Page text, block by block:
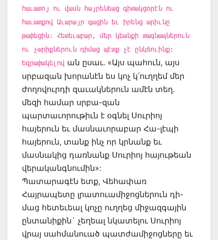
հաւատոյ ու վասն հայրենեաց գիտակցօրէն ու
հաւատքով Աւարայր գացին եւ իրենց արիւնը
թափեցին: Հետեւաբար, մեր կեանքի տագնապներուն
ու չարիքներուն դիմաց պէտք չէ ընկճուինք:
Եզրափակելով ան ըսաւ. «Այս պահուն, այս
սրբազան խորանէն ես կոչ կ՛ուղղեմ մեր
ժողովուրդի զաւակներուն ամէն տեղ.
մեզի համար սրբա-զան
պարտաւորութիւն է օգնել Սուրիոյ
հայերուն եւ մասնաւորաբար Հա-լէպի
հայերուն, տանք ինչ որ կրնանք եւ
մասնակից դառնանք Սուրիոյ հայութեան
վերականգնումին»:
Պատարագէն ետք, Վեհափառ
Հայրապետը լրատուամիջոցներուն դի-
մաց հետեւեալ կոչը ուղղեց միջազգային
ընտանիքին` չեղեալ նկատելու Սուրիոյ
վրայ սահմանուած պատժամիջոցները եւ